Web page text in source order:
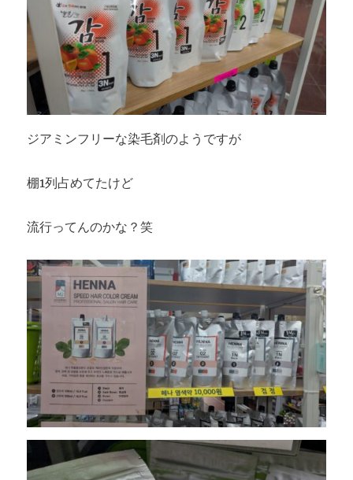
ジアミンフリーな染毛剤のようですが
棚1列占めてたけど
流行ってんのかな？笑